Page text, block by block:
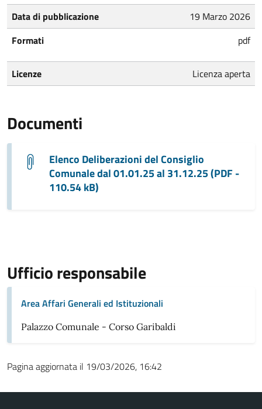
Data di pubblicazione
19 Marzo 2026
Formati
pdf
Licenze Licenza aperta
Documenti
Elenco Deliberazioni del Consiglio
Comunale dal 01.01.25 al 31.12.25 (PDF -
110.54 kB)
Ufficio responsabile
Area Affari Generali ed Istituzionali
Palazzo Comunale - Corso Garibaldi
Pagina aggiornata il 19/03/2026, 16:42